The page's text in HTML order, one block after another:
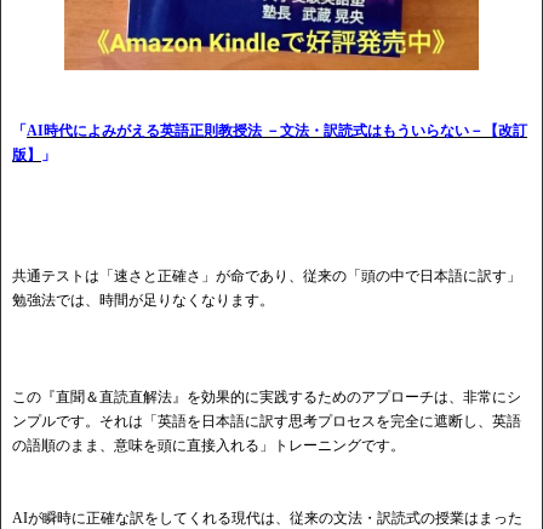
「AI時代によみがえる英語正則教授法 －文法・訳読式はもういらない－【改訂
版】
」
共通テストは「速さと正確さ」が命であり、従来の「頭の中で日本語に訳す」
勉強法では、時間が足りなくなります。
この『直聞＆直読直解法』を効果的に実践するためのアプローチは、非常にシ
ンプルです。それは「英語を日本語に訳す思考プロセスを完全に遮断し、英語
の語順のまま、意味を頭に直接入れる」トレーニングです。
AIが瞬時に正確な訳をしてくれる現代は、従来の文法・訳読式の授業はまった